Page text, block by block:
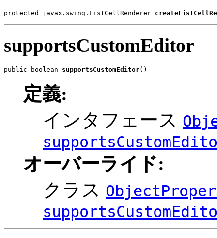
protected javax.swing.ListCellRenderer
supportsCustomEditor
public boolean supportsCustomEditor()
定義:
インタフェース
オーバーライド:
クラス